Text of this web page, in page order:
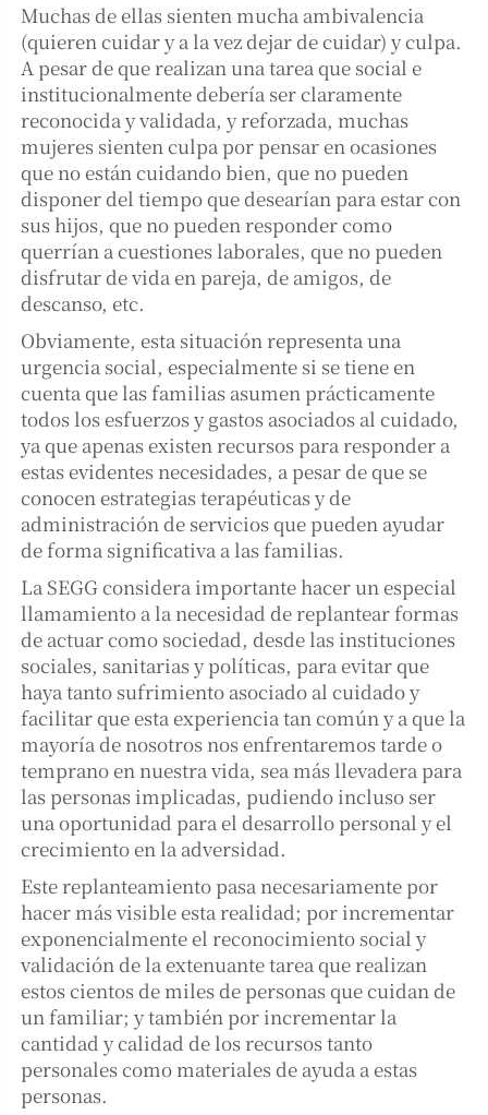
Muchas de ellas sienten mucha ambivalencia
(quieren cuidar y a la vez dejar de cuidar) y culpa.
A pesar de que realizan una tarea que social e
institucionalmente debería ser claramente
reconocida y validada, y reforzada, muchas
mujeres sienten culpa por pensar en ocasiones
que no están cuidando bien, que no pueden
disponer del tiempo que desearían para estar con
sus hijos, que no pueden responder como
querrían a cuestiones laborales, que no pueden
disfrutar de vida en pareja, de amigos, de
descanso, etc.
Obviamente, esta situación representa una
urgencia social, especialmente si se tiene en
cuenta que las familias asumen prácticamente
todos los esfuerzos y gastos asociados al cuidado,
ya que apenas existen recursos para responder a
estas evidentes necesidades, a pesar de que se
conocen estrategias terapéuticas y de
administración de servicios que pueden ayudar
de forma significativa a las familias.
La SEGG considera importante hacer un especial
llamamiento a la necesidad de replantear formas
de actuar como sociedad, desde las instituciones
sociales, sanitarias y políticas, para evitar que
haya tanto sufrimiento asociado al cuidado y
facilitar que esta experiencia tan común y a que la
mayoría de nosotros nos enfrentaremos tarde o
temprano en nuestra vida, sea más llevadera para
las personas implicadas, pudiendo incluso ser
una oportunidad para el desarrollo personal y el
crecimiento en la adversidad.
Este replanteamiento pasa necesariamente por
hacer más visible esta realidad; por incrementar
exponencialmente el reconocimiento social y
validación de la extenuante tarea que realizan
estos cientos de miles de personas que cuidan de
un familiar; y también por incrementar la
cantidad y calidad de los recursos tanto
personales como materiales de ayuda a estas
personas.